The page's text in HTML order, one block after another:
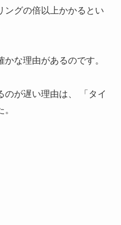
ングの倍以上かかるとい
な理由があるのです。
のが遅い理由は、 「タイ